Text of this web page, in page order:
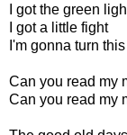
I got the green
I got a little fight
I'm gonna turn
Can you read my
Can you read my